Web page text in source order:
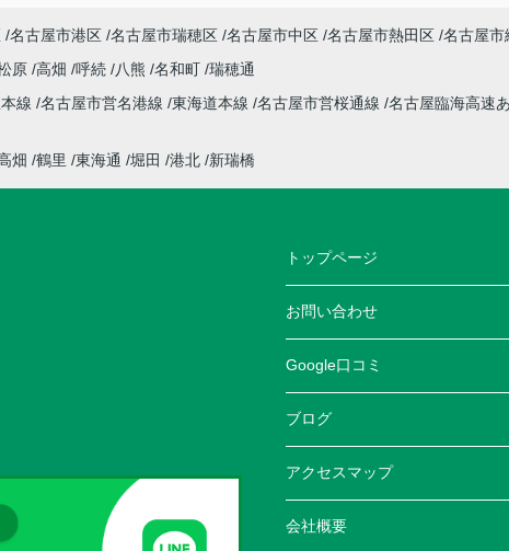
名古屋市港区 名古屋市瑞穂区 名古屋市中区 名古屋市熱田区 名古屋市
原 高畑 呼続 八熊 名和町 瑞穂通
線 名古屋市営名港線 東海道本線 名古屋市営桜通線 名古屋臨海高速
畑 鶴里 東海通 堀田 港北 新瑞橋
トップページ
お問い合わせ
Google口コミ
ブログ
アクセスマップ
会社概要